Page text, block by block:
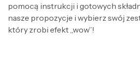
pomocą instrukcji i gotowych
nasze propozycje i wybierz swój
który zrobi efekt „wow”!